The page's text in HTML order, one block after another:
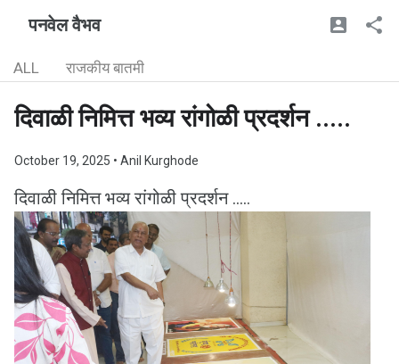
पनवेल वैभव
ALL राजकीय बातमी
दिवाळी निमित्त भव्य रांगोळी प्रदर्शन .....
October 19, 2025 • Anil Kurghode
दिवाळी निमित्त भव्य रांगोळी प्रदर्शन .....